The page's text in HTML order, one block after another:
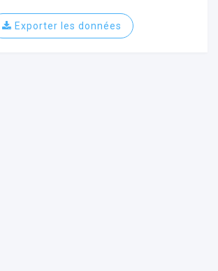
Exporter les données